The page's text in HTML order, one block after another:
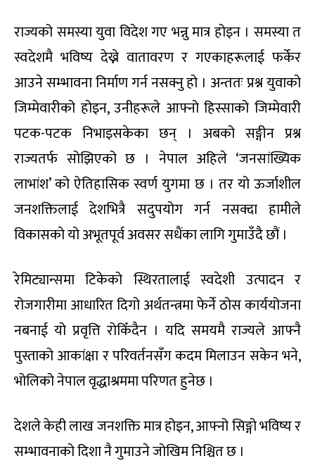
राज्यको समस्या युवा विदेश गए भन्नु मात्र होइन । समस्या त
स्वदेशमै भविष्य देख्ने वातावरण र गएकाहरूलाई फर्केर
आउने सम्भावना निर्माण गर्न नसक्नु हो । अन्ततः प्रश्न युवाको
जिम्मेवारीको होइन, उनीहरूले आफ्नो हिस्साको जिम्मेवारी
पटक-पटक निभाइसकेका छन् । अबको सङ्गीन प्रश्न
राज्यतर्फ सोझिएको छ । नेपाल अहिले ‘जनसांख्यिक
लाभांश’ को ऐतिहासिक स्वर्ण युगमा छ । तर यो ऊर्जाशील
जनशक्तिलाई देशभित्रै सदुपयोग गर्न नसक्दा हामीले
विकासको यो अभूतपूर्व अवसर सधैंका लागि गुमाउँदै छौं ।
रेमिट्यान्समा टिकेको स्थिरतालाई स्वदेशी उत्पादन र
रोजगारीमा आधारित दिगो अर्थतन्त्रमा फेर्ने ठोस कार्ययोजना
नबनाई यो प्रवृत्ति रोकिँदैन । यदि समयमै राज्यले आफ्नै
पुस्ताको आकांक्षा र परिवर्तनसँग कदम मिलाउन सकेन भने,
भोलिको नेपाल वृद्धाश्रममा परिणत हुनेछ ।
देशले केही लाख जनशक्ति मात्र होइन, आफ्नो सिङ्गो भविष्य र
सम्भावनाको दिशा नै गुमाउने जोखिम निश्चित छ ।